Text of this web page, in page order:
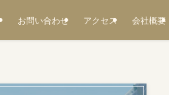
お問い合わせ アクセス 会社概要